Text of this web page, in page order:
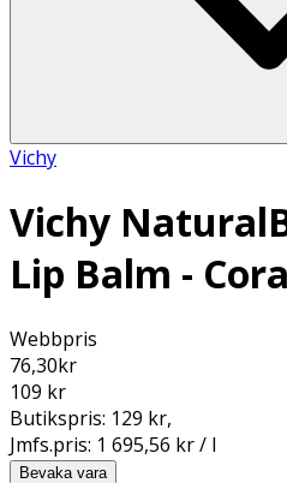
Vichy
Vichy
Lip Balm -
Webbpris
76,30kr
109 kr
Butikspris: 129 kr,
Jmfs.pris: 1 695,56 kr / l
Bevaka vara